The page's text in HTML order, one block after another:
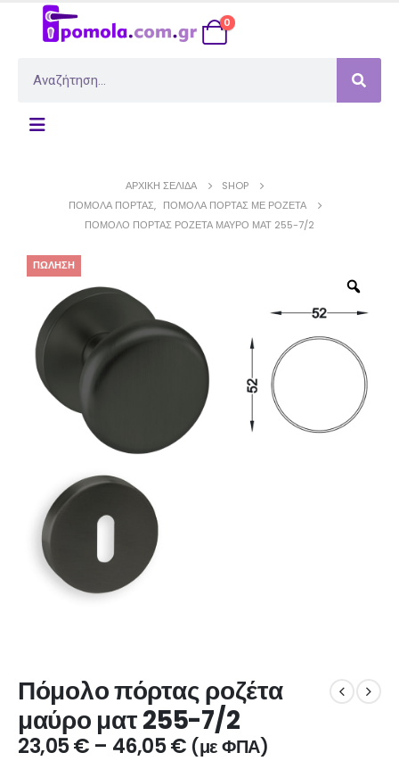
0
ΑΡΧΙΚΉ ΣΕΛΊΔΑ
SHOP
ΠΌΜΟΛΑ ΠΌΡΤΑΣ, ΠΌΜΟΛΑ ΠΌΡΤΑΣ ΜΕ ΡΟΖΈΤΑ
ΠΌΜΟΛΟ ΠΌΡΤΑΣ ΡΟΖΈΤΑ ΜΑΎΡΟ ΜΑΤ 255-7/2
ΠΏΛΗΣΗ
Πόμολο πόρτας ροζέτα
μαύρο ματ 255-7/2
23,05€ – 46,05€ (με ΦΠΑ)